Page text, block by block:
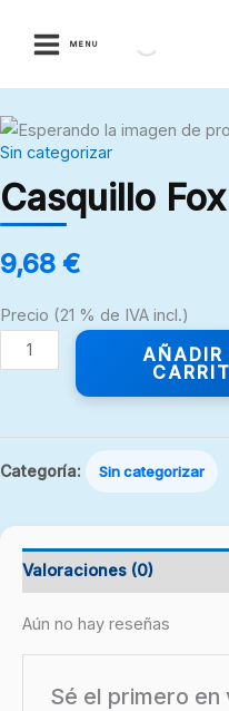
MENU
Sin categorizar
Casquillo
9,68 €
Precio (21 % de IVA incl.)
Casquillo
Fox
teflon
cantidad
AÑADIR
Categoría: Sin categorizar
Valoraciones (0)
Aún no hay reseñas
Sé el primero en